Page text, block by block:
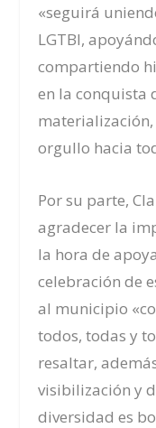
«seguirá
LGTBI,
compartiendo
en la conquista
orgullo hacia
Por su parte,
agradecer la
la hora de
celebración de
al municipio
todos, todas y
resaltar,
visibilización y
diversidad es